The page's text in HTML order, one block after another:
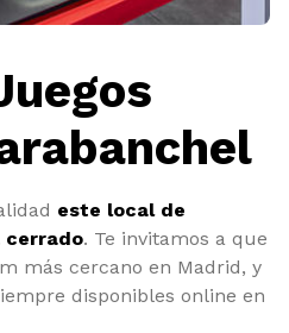
este local de
cerrado. Te invitamos a que
más cercano en Madrid, y
disponibles online en